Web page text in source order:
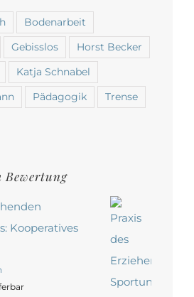
Bodenarbeit
Gebisslos Horst Becker
Katja Schnabel
Pädagogik Trense
Bewertung
Kooperatives